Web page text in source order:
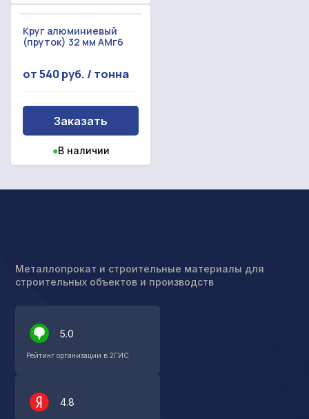
Круг алюминиевый
(пруток) 32 мм АМг6
от 540 руб. / тонна
Заказать
●В наличии
Металлопрокат и строительные материалы для
строительных объектов и производств
5.0
Рейтинг организации в 2ГИС
4.8